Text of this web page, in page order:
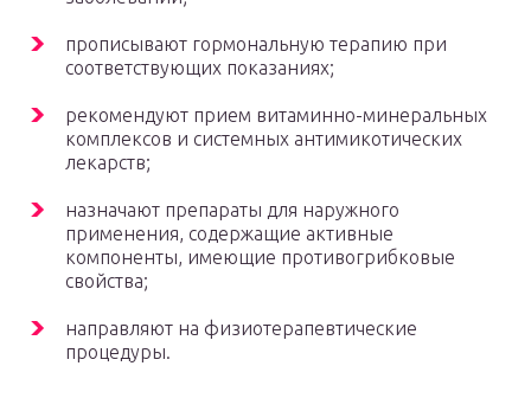
прописывают гормональную терапию при
соответствующих показаниях;
рекомендуют прием витаминно-минеральных
комплексов и системных антимикотических
лекарств;
назначают препараты для наружного
применения, содержащие активные
компоненты, имеющие противогрибковые
свойства;
направляют на физиотерапевтические
процедуры.